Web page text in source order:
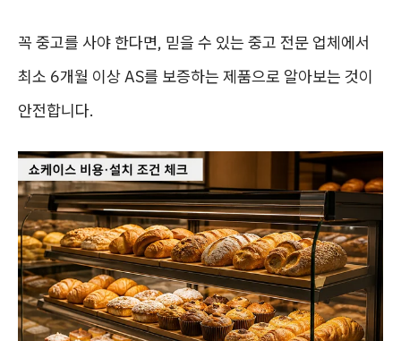
꼭 중고를 사야 한다면, 믿을 수 있는 중고 전문 업체에서
최소 6개월 이상 AS를 보증하는 제품으로 알아보는 것이
안전합니다.